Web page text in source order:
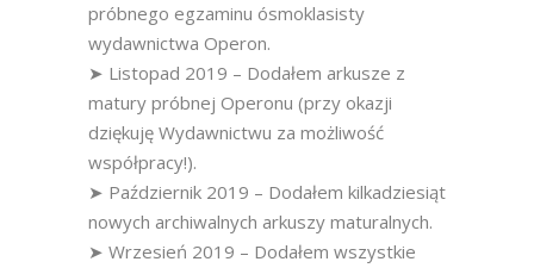
próbnego egzaminu ósmoklasisty
wydawnictwa Operon.
➤ Listopad 2019 – Dodałem arkusze z
matury próbnej Operonu (przy okazji
dziękuję Wydawnictwu za możliwość
współpracy!).
➤ Październik 2019 – Dodałem kilkadziesiąt
nowych archiwalnych arkuszy maturalnych.
➤ Wrzesień 2019 – Dodałem wszystkie